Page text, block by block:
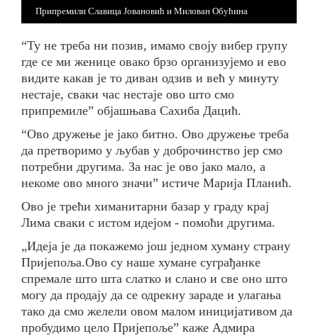
Припремили Славица Јовановић и Милован Обућина
“Ту не треба ни позив, имамо своју вибер групу
где се ми женице овако брзо организујемо и ево
видите какав је то диван одзив и већ у минуту
нестаје, сваки час нестаје ово што смо
припремиле” објашњава Сахиба Дацић.
“Ово дружење је јако битно. Ово дружење треба
да претворимо у љубав у доброчинство јер смо
потребни другима. За нас је ово јако мало, а
некоме ово много значи” истиче Марија Планић.
Ово је трећи химанитарни базар у граду крај
Лима сваки с истом идејом - помоћи другима.
„Идеја је да покажемо још једном хуману страну
Пријепоља.Ово су наше хумане суграђанке
спремале што шта слатко и слано и све оно што
могу да продају да се одрекну зараде и улагања
тако да смо желели овом малом иницијативом да
пробудимо цело Пријепоље” каже Адмира